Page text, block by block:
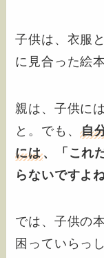
子供は、衣服
に見合った絵
親は、子供に
と。でも、自
には、「これ
らないですよね
では、子供の
困っていらっ